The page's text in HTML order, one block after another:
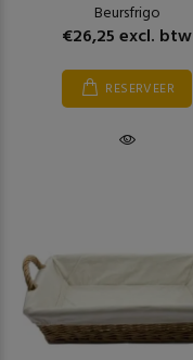
Beursfrigo
€26,25 excl. btw
RESERVEER